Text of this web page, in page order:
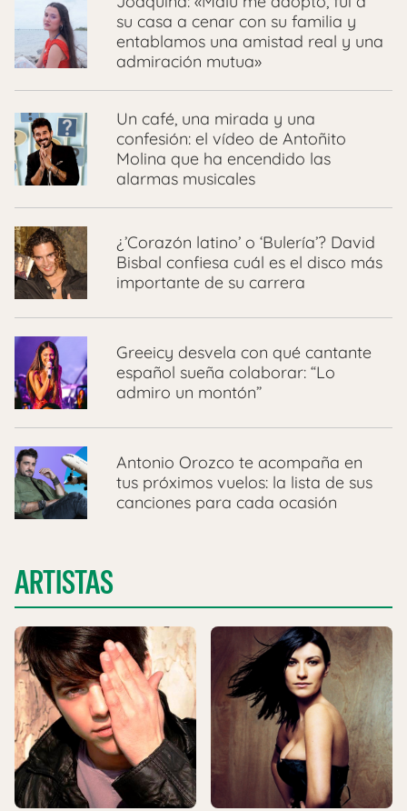
su casa a cenar con su familia y
entablamos una amistad real y una
admiración mutua»
Un café, una mirada y una
confesión: el vídeo de Antoñito
Molina que ha encendido las
alarmas musicales
¿’Corazón latino’ o ‘Bulería’? David
Bisbal confiesa cuál es el disco más
importante de su carrera
Greeicy desvela con qué cantante
español sueña colaborar: “Lo
admiro un montón”
Antonio Orozco te acompaña en
tus próximos vuelos: la lista de sus
canciones para cada ocasión
ARTISTAS